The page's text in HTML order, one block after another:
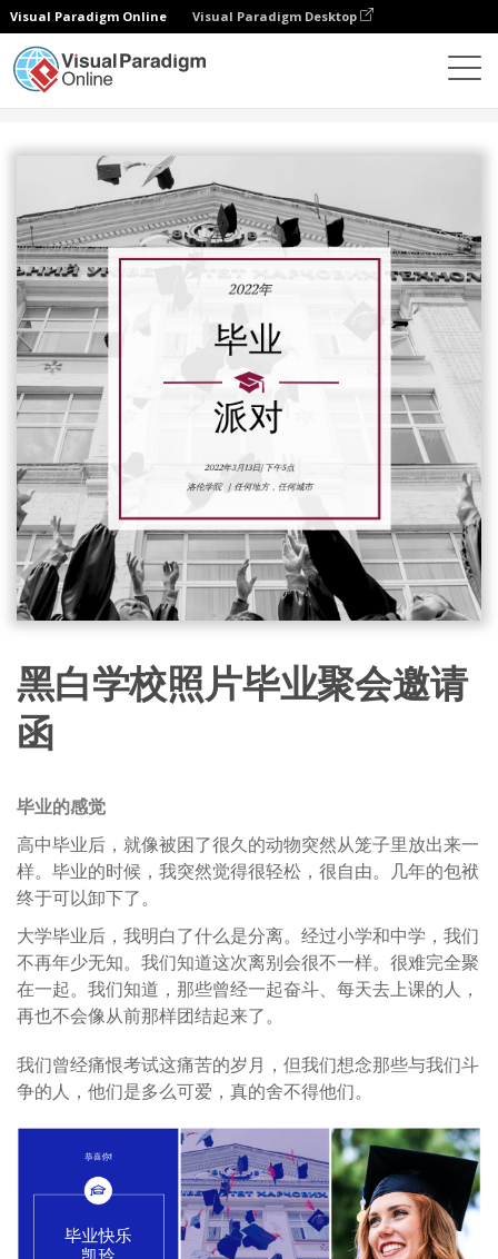
Visual Paradigm Online Visual Paradigm Desktop
黑白学校照片毕业聚会邀请
函
毕业的感觉
高中毕业后，就像被困了很久的动物突然从笼子里放出来一
样。毕业的时候，我突然觉得很轻松，很自由。几年的包袱
终于可以卸下了。
大学毕业后，我明白了什么是分离。经过小学和中学，我们
不再年少无知。我们知道这次离别会很不一样。很难完全聚
在一起。我们知道，那些曾经一起奋斗、每天去上课的人，
再也不会像从前那样团结起来了。
我们曾经痛恨考试这痛苦的岁月，但我们想念那些与我们斗
争的人，他们是多么可爱，真的舍不得他们。